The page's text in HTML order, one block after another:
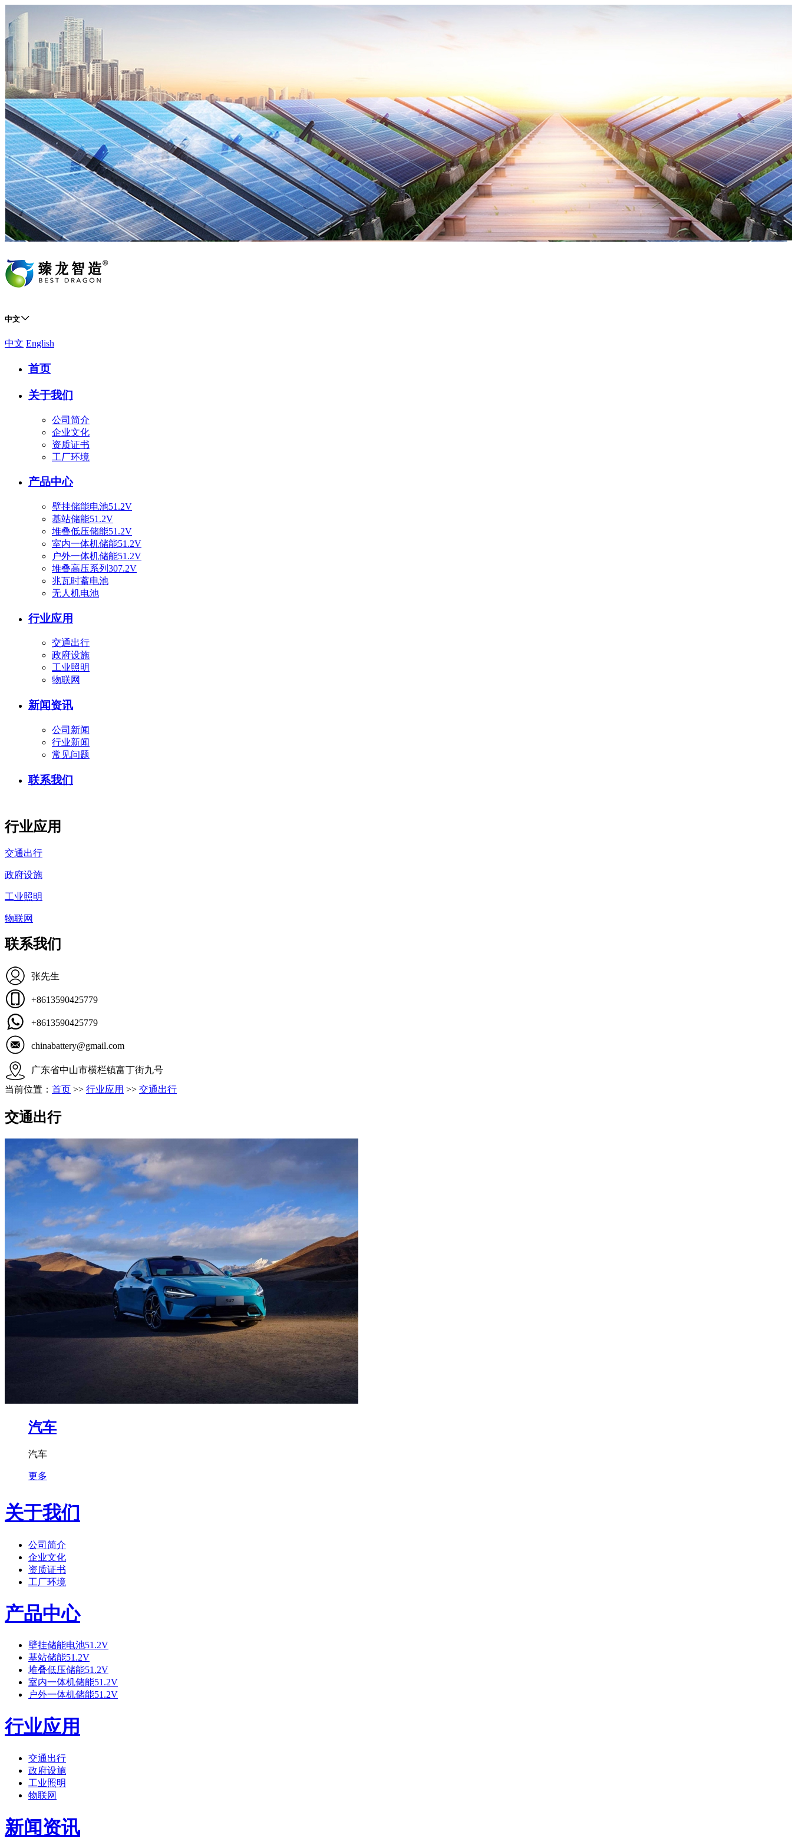
中文
中文 English
首页
关于我们
公司简介
企业文化
资质证书
工厂环境
产品中心
壁挂储能电池51.2V
基站储能51.2V
堆叠低压储能51.2V
室内一体机储能51.2V
户外一体机储能51.2V
堆叠高压系列307.2V
兆瓦时蓄电池
无人机电池
行业应用
交通出行
政府设施
工业照明
物联网
新闻资讯
公司新闻
行业新闻
常见问题
联系我们
行业应用
交通出行
政府设施
工业照明
物联网
联系我们
张先生
+8613590425779
+8613590425779
chinabattery@gmail.com
广东省中山市横栏镇富丁街九号
当前位置： 首页 >> 行业应用 >> 交通出行
交通出行
汽车
汽车
更多
关于我们
公司简介
企业文化
资质证书
工厂环境
产品中心
壁挂储能电池51.2V
基站储能51.2V
堆叠低压储能51.2V
室内一体机储能51.2V
户外一体机储能51.2V
行业应用
交通出行
政府设施
工业照明
物联网
新闻资讯